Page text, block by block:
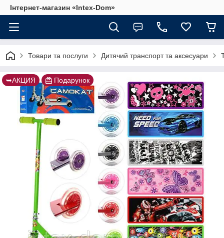
Інтернет-магазин «Intex-Dom»
Товари та послуги Дитячий транспорт та аксесуари
➥АКЦИЯ Подарунок